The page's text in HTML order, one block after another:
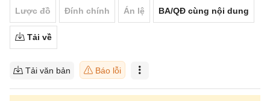
Lược đồ Đính chính Án lệ BA/QĐ cùng nội dung
Tải về
Tải văn bản Báo lỗi